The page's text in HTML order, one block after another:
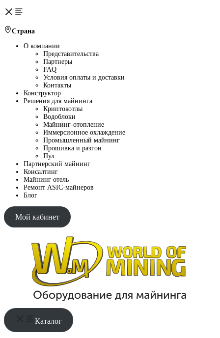
Страна
О компании
Представительства
Партнеры
FAQ
Условия оплаты и доставки
Контакты
Конструктор
Решения для майнинга
Криптокотлы
Водоблоки
Майнинг-отопление
Иммерсионное охлаждение
Промышленный майнинг
Прошивка и разгон
Пул
Партнерский майнинг
Консалтинг
Майнинг отель
Ремонт ASIC-майнеров
Блог
Мой кабинет
Каталог